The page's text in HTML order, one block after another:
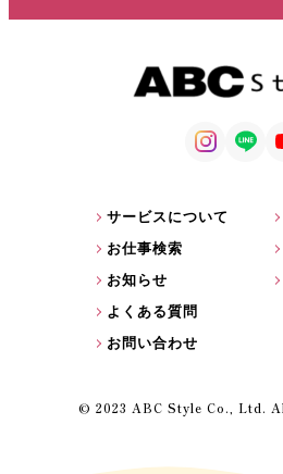
サービスについて
お仕事検索
お知らせ
よくある質問
お問い合わせ
© 2023 ABC Style Co., Ltd.